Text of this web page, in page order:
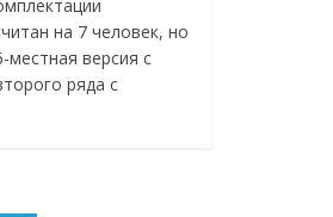
на 7 человек, но
местная версия с
ряда с